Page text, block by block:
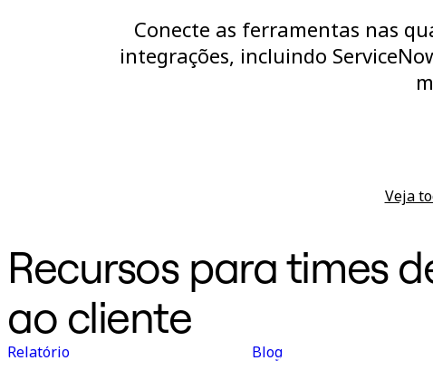
Conecte as ferramentas nas
integrações, incluindo
Veja
Recursos para times
ao cliente
Relatório Blog